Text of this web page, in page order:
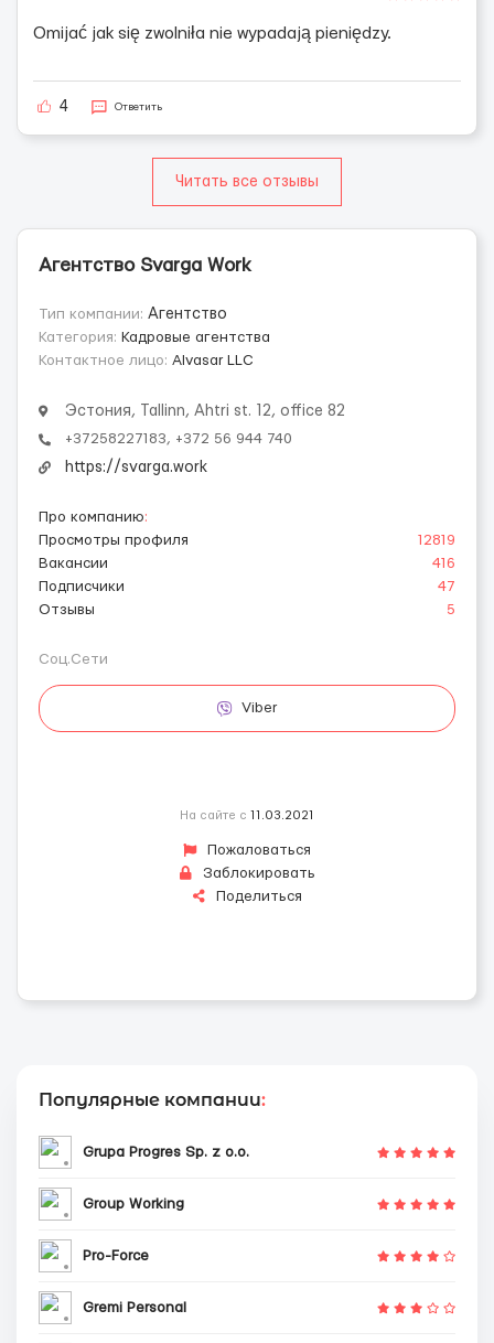
Omijać jak się zwolniła nie wypadają pieniędzy.
4 Ответить
Читать все отзывы
Агентство Svarga Work
Тип компании: Агентство
Категория: Кадровые агентства
Контактное лицо: Alvasar LLC
Эстония, Tallinn, Ahtri st. 12, office 82
+37258227183, +372 56 944 740
https://svarga.work
Про компанию:
Просмотры профиля
12819
Вакансии
416
Подписчики
47
Отзывы
5
Соц.Сети
Viber
На сайте с 11.03.2021
Пожаловаться
Заблокировать
Поделиться
Популярные компании:
Grupa Progres Sp. z o.o.
Group Working
Pro-Force
Gremi Personal